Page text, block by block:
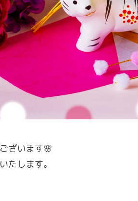
ざいます🌸
たします。